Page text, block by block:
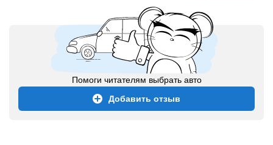
Помоги читателям выбрать авто
Добавить отзыв